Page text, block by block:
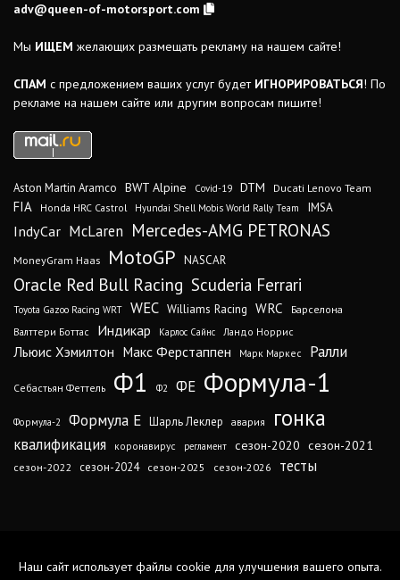
adv@queen-of-motorsport.com
Мы ИЩЕМ желающих размещать рекламу на нашем сайте!
СПАМ с предложением ваших услуг будет ИГНОРИРОВАТЬСЯ! По
рекламе на нашем сайте или другим вопросам пишите!
Aston Martin Aramco BWT Alpine Covid-19 DTM Ducati Lenovo Team
FIA Honda HRC Castrol Hyundai Shell Mobis World Rally Team IMSA
IndyCar McLaren Mercedes-AMG PETRONAS
MoneyGram Haas MotoGP NASCAR
Oracle Red Bull Racing Scuderia Ferrari
Toyota Gazoo Racing WRT WEC Williams Racing WRC
Барселона
Валттери Боттас
Индикар Карлос Сайнс Ландо Норрис
Льюис Хэмилтон Макс Ферстаппен Марк Маркес Ралли
Себастьян Феттель Ф1 Ф2 ФЕ Формула-1
Формула-2 Формула Е Шарль Леклер авария гонка
квалификация коронавирус регламент сезон-2020 сезон-2021
сезон-2022 сезон-2024 сезон-2025 сезон-2026 тесты
Наш сайт использует файлы cookie для улучшения вашего опыта.